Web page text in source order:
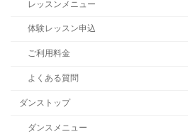
レッスンメニュー
体験レッスン申込
ご利用料金
よくある質問
ダンストップ
ダンスメニュー